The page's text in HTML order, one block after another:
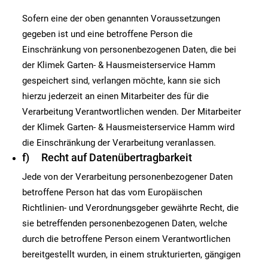
Sofern eine der oben genannten Voraussetzungen
gegeben ist und eine betroffene Person die
Einschränkung von personenbezogenen Daten, die bei
der Klimek Garten- & Hausmeisterservice Hamm
gespeichert sind, verlangen möchte, kann sie sich
hierzu jederzeit an einen Mitarbeiter des für die
Verarbeitung Verantwortlichen wenden. Der Mitarbeiter
der Klimek Garten- & Hausmeisterservice Hamm wird
die Einschränkung der Verarbeitung veranlassen.
f) Recht auf Datenübertragbarkeit
Jede von der Verarbeitung personenbezogener Daten
betroffene Person hat das vom Europäischen
Richtlinien- und Verordnungsgeber gewährte Recht, die
sie betreffenden personenbezogenen Daten, welche
durch die betroffene Person einem Verantwortlichen
bereitgestellt wurden, in einem strukturierten, gängigen